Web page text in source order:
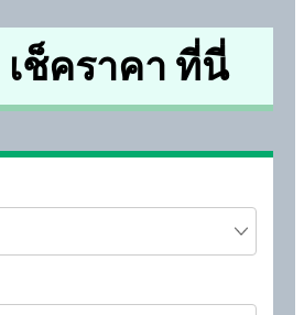
เช็คราคา ที่นี่